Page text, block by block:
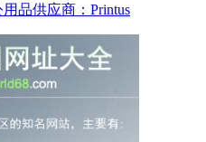
品供应商：Printus